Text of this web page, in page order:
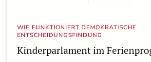
WIE FUNKTIONIERT DEMOKRATISCHE
ENTSCHEIDUNGSFINDUNG
Kinderparlament im